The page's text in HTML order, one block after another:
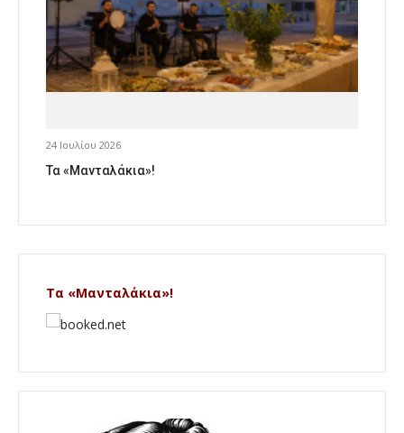
24 Ιουλίου 2026
Τα «Μανταλάκια»!
Τα «Μανταλάκια»!